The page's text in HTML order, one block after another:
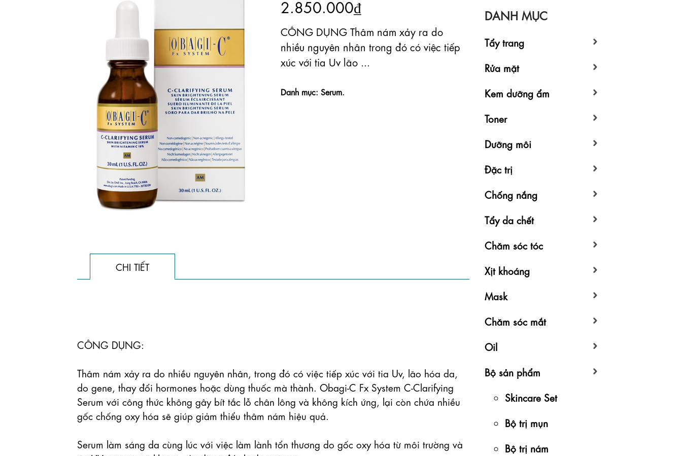
2.850.000₫
CÔNG DỤNG Thâm nám xảy ra do
nhiều nguyên nhân trong đó có việc tiếp
xúc với tia Uv lão ...
Danh mục: Serum.
CHI TIẾT
CÔNG DỤNG:
Thâm nám xảy ra do nhiều nguyên nhân, trong đó có việc tiếp xúc với tia Uv, lão hóa da,
do gene, thay đổi hormones hoặc dùng thuốc mà thành. Obagi-C Fx System C-Clarifying
Serum với công thức không gây bít tắc lỗ chân lông và không kích ứng, lại còn chứa nhiều
gốc chống oxy hóa sẽ giúp giảm thiểu thâm nám hiệu quả.
Serum làm sáng da cùng lúc với việc làm lành tổn thương do gốc oxy hóa từ môi trường và
DANH MỤC
Tẩy trang
Rửa mặt
Kem dưỡng ẩm
Toner
Dưỡng môi
Đặc trị
Chống nắng
Tẩy da chết
Chăm sóc tóc
Xịt khoáng
Mask
Chăm sóc mắt
Oil
Bộ sản phẩm
Skincare Set
Bộ trị mụn
Bộ trị nám